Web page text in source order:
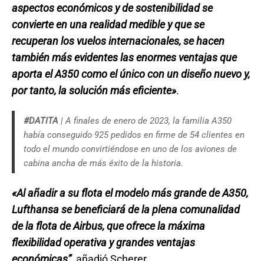
aspectos económicos y de sostenibilidad se
convierte en una realidad medible y que se
recuperan los vuelos internacionales, se hacen
también más evidentes las enormes ventajas que
aporta el A350 como el único con un diseño nuevo y,
por tanto, la solución más eficiente».
#DATITA | A finales de enero de 2023, la familia A350
había conseguido 925 pedidos en firme de 54 clientes en
todo el mundo convirtiéndose en uno de los aviones de
cabina ancha de más éxito de la historia.
«Al añadir a su flota el modelo más grande de A350,
Lufthansa se beneficiará de la plena comunalidad
de la flota de Airbus, que ofrece la máxima
flexibilidad operativa y grandes ventajas